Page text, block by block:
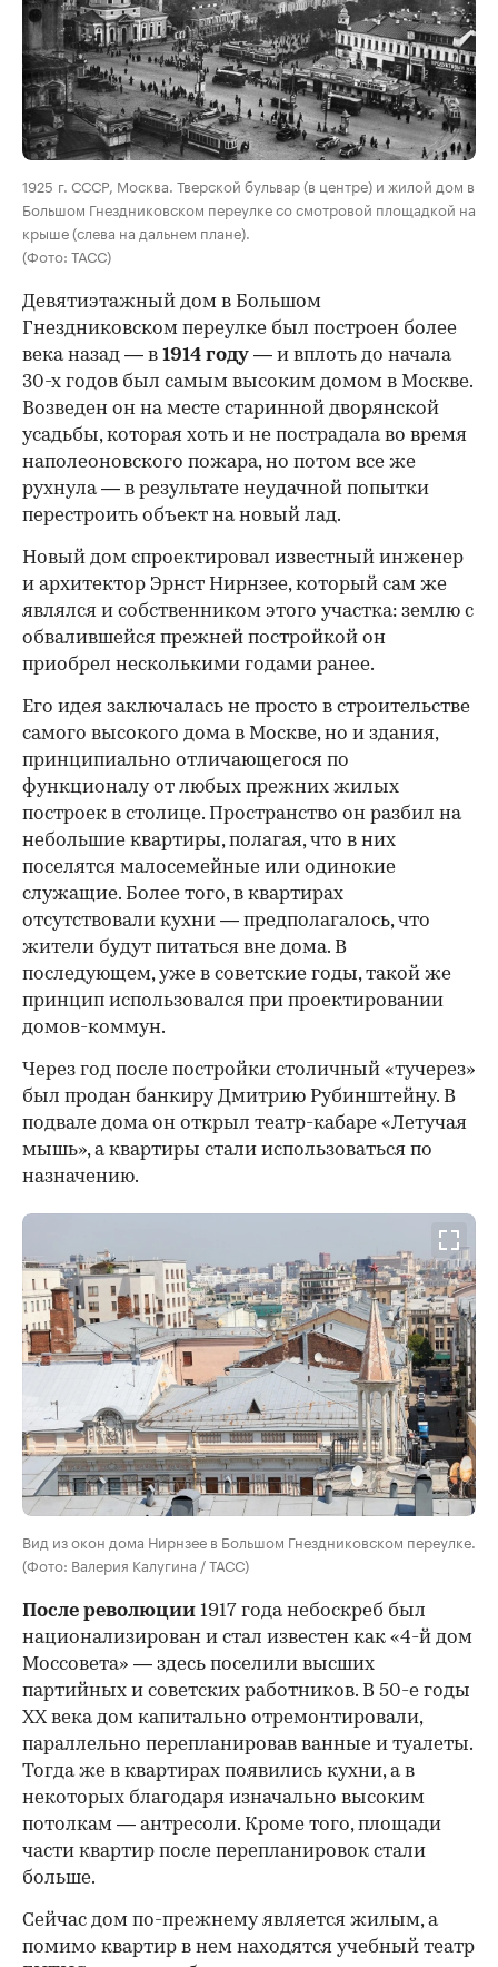
00:00 / 00:00
1925 г. СССР, Москва. Тверской бульвар (в центре) и жилой дом в
Большом Гнездниковском переулке со смотровой площадкой на
крыше (слева на дальнем плане).
(Фото: ТАСС)
Девятиэтажный дом в Большом
Гнездниковском переулке был построен более
века назад — в 1914 году — и вплоть до начала
30-х годов был самым высоким домом в Москве.
Возведен он на месте старинной дворянской
усадьбы, которая хоть и не пострадала во время
наполеоновского пожара, но потом все же
рухнула — в результате неудачной попытки
перестроить объект на новый лад.
Новый дом спроектировал известный инженер
и архитектор Эрнст Нирнзее, который сам же
являлся и собственником этого участка: землю с
обвалившейся прежней постройкой он
приобрел несколькими годами ранее.
Его идея заключалась не просто в строительстве
самого высокого дома в Москве, но и здания,
принципиально отличающегося по
функционалу от любых прежних жилых
построек в столице. Пространство он разбил на
небольшие квартиры, полагая, что в них
поселятся малосемейные или одинокие
служащие. Более того, в квартирах
отсутствовали кухни — предполагалось, что
жители будут питаться вне дома. В
последующем, уже в советские годы, такой же
принцип использовался при проектировании
домов-коммун.
Через год после постройки столичный «тучерез»
был продан банкиру Дмитрию Рубинштейну. В
подвале дома он открыл театр-кабаре «Летучая
мышь», а квартиры стали использоваться по
назначению.
Вид из окон дома Нирнзее в Большом Гнездниковском переулке.
(Фото: Валерия Калугина / ТАСС)
После революции 1917 года небоскреб был
национализирован и стал известен как «4-й дом
Моссовета» — здесь поселили высших
партийных и советских работников. В 50-е годы
ХХ века дом капитально отремонтировали,
параллельно перепланировав ванные и туалеты.
Тогда же в квартирах появились кухни, а в
некоторых благодаря изначально высоким
потолкам — антресоли. Кроме того, площади
части квартир после перепланировок стали
больше.
Сейчас дом по-прежнему является жилым, а
помимо квартир в нем находятся учебный театр